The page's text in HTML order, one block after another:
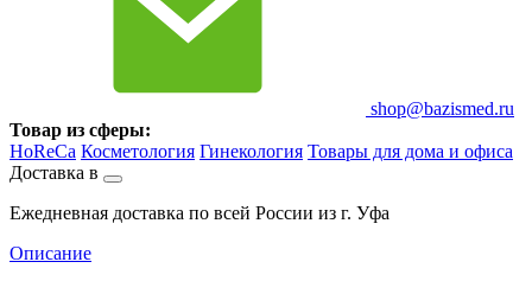
shop@bazismed.ru
Товар из сферы:
HoReCa Косметология Гинекология Товары для дома и офиса
Доставка в
Ежедневная доставка по всей России из г. Уфа
Описание